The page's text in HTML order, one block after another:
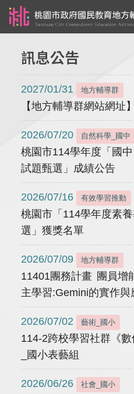
訊息公告
2027/01/31 地方輔導群
【地方輔導群網站網址】
2026/07/20 自然科學_國中
桃園市114學年度「國
試題甄選」成績公告
2026/07/16 有效學習推動
桃園市「114學年度素
選」獲獎名單
2026/07/09 地方輔導群
11401團務計畫 團員增
主學習:Gemini的實作與
2026/07/02 藝術_國小
114-2跨校學習社群《數
_國小表藝組
2026/06/26 社會_國小